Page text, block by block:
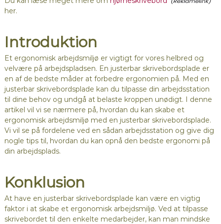
her.
Introduktion
Et ergonomisk arbejdsmiljø er vigtigt for vores helbred og
velvære på arbejdspladsen. En justerbar skrivebordsplade er
en af de bedste måder at forbedre ergonomien på. Med en
justerbar skrivebordsplade kan du tilpasse din arbejdsstation
til dine behov og undgå at belaste kroppen unødigt. I denne
artikel vil vi se nærmere på, hvordan du kan skabe et
ergonomisk arbejdsmiljø med en justerbar skrivebordsplade.
Vi vil se på fordelene ved en sådan arbejdsstation og give dig
nogle tips til, hvordan du kan opnå den bedste ergonomi på
din arbejdsplads.
Konklusion
At have en justerbar skrivebordsplade kan være en vigtig
faktor i at skabe et ergonomisk arbejdsmiljø. Ved at tilpasse
skrivebordet til den enkelte medarbejder, kan man mindske